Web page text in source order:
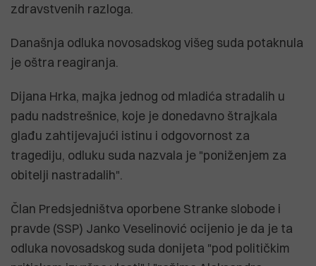
zdravstvenih razloga.
Današnja odluka novosadskog višeg suda potaknula
je oštra reagiranja.
Dijana Hrka, majka jednog od mladića stradalih u
padu nadstrešnice, koje je donedavno štrajkala
glađu zahtijevajući istinu i odgovornost za
tragediju, odluku suda nazvala je "poniženjem za
obitelji nastradalih".
Član Predsjedništva oporbene Stranke slobode i
pravde (SSP) Janko Veselinović ocijenio je da je ta
odluka novosadskog suda donijeta "pod političkim